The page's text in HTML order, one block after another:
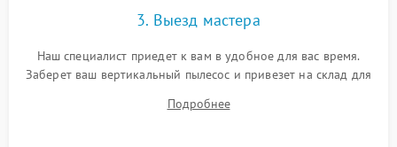
3. Выезд мастера
Наш специалист приедет к вам в удобное для вас время.
Заберет ваш вертикальный пылесос и привезет на склад для
Подробнее